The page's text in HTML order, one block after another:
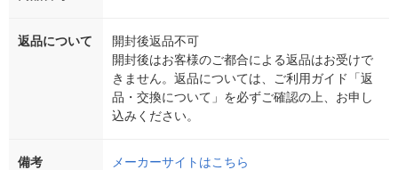
返品について
開封後返品不可
開封後はお客様のご都合による返品はお受けで
きません。返品については、ご利用ガイド「返
品・交換について」を必ずご確認の上、お申し
込みください。
備考 メーカーサイトはこちら